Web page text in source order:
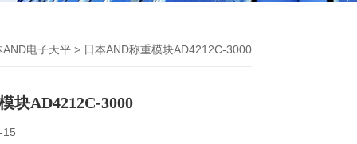
AND电子天平 > 日本AND称重模块AD4212C-3000
块AD4212C-3000
15